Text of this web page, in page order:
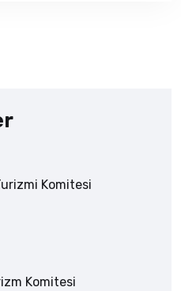
Komitesi
Komitesi